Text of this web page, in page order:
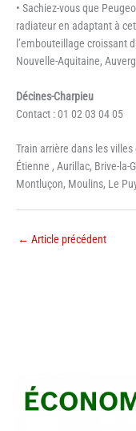
• Sachiez-vous que
radiateur en adaptant à
l’embouteillage croissant
Nouvelle-Aquitaine,
Décines-Charpieu
Contact : 01 02 03 04 05
Train arrière dans les
Étienne , Aurillac, Brive-la-
Montluçon, Moulins, Le
← Article précédent